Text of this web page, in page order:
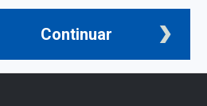
Continuar